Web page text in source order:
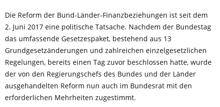
Die Reform der Bund-Länder-Finanzbeziehungen ist seit dem
2. Juni 2017 eine politische Tatsache. Nachdem der Bundestag
das umfassende Gesetzespaket, bestehend aus 13
Grundgesetzänderungen und zahlreichen einzelgesetzlichen
Regelungen, bereits einen Tag zuvor beschlossen hatte, wurde
der von den Regierungschefs des Bundes und der Länder
ausgehandelten Reform nun auch im Bundesrat mit den
erforderlichen Mehrheiten zugestimmt.